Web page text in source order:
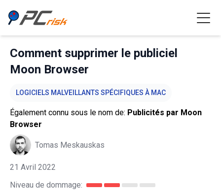
Comment supprimer le publiciel
Moon Browser
LOGICIELS MALVEILLANTS SPÉCIFIQUES À MAC
Également connu sous le nom de: Publicités par Moon
Browser
Tomas Meskauskas
21 Avril 2022
Niveau de dommage: